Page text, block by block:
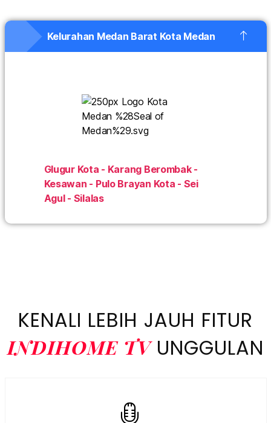
Kelurahan Medan Barat Kota Medan
Glugur Kota - Karang Berombak -
Kesawan - Pulo Brayan Kota - Sei
Agul - Silalas
KENALI LEBIH JAUH FITUR
INDIHOME TVUNGGULAN